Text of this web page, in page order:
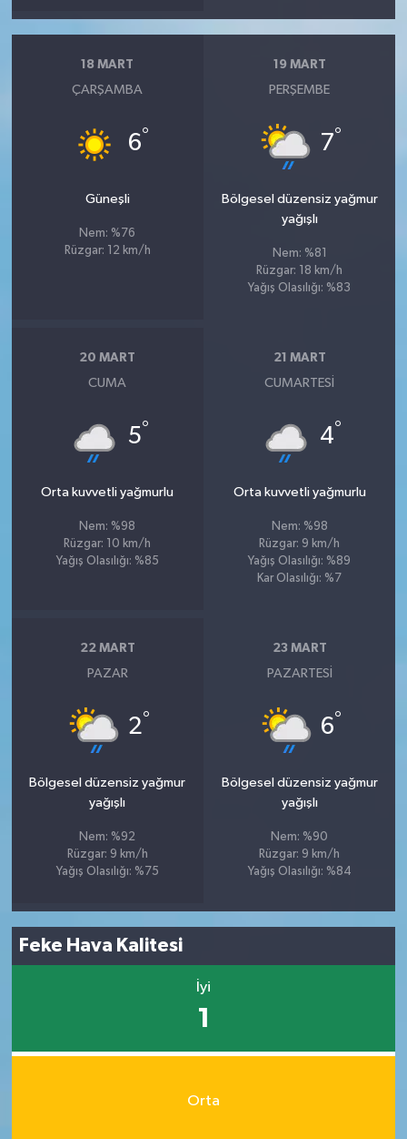
18 MART
ÇARŞAMBA
6°
Güneşli
Nem: %76
Rüzgar: 12 km/h
19 MART
PERŞEMBE
7°
Bölgesel düzensiz yağmur
yağışlı
Nem: %81
Rüzgar: 18 km/h
Yağış Olasılığı: %83
20 MART
CUMA
5°
Orta kuvvetli yağmurlu
Nem: %98
Rüzgar: 10 km/h
Yağış Olasılığı: %85
21 MART
CUMARTESI
4°
Orta kuvvetli yağmurlu
Nem: %98
Rüzgar: 9 km/h
Yağış Olasılığı: %89
Kar Olasılığı: %7
22 MART
PAZAR
2°
Bölgesel düzensiz yağmur
yağışlı
Nem: %92
Rüzgar: 9 km/h
Yağış Olasılığı: %75
23 MART
PAZARTESI
6°
Bölgesel düzensiz yağmur
yağışlı
Nem: %90
Rüzgar: 9 km/h
Yağış Olasılığı: %84
Feke Hava Kalitesi
İyi
1
Orta